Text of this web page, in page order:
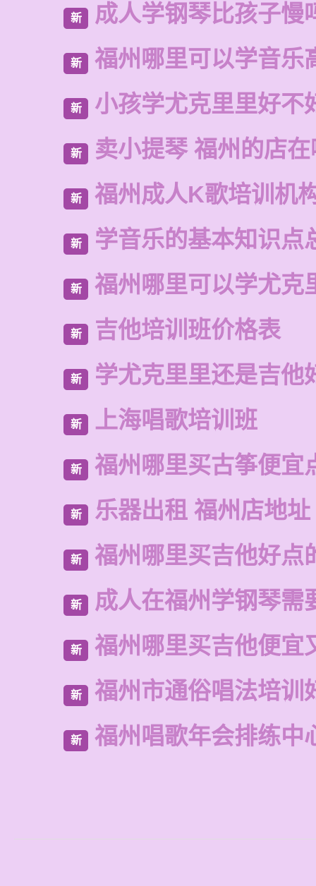
新 成人学钢琴比孩子慢
新 福州哪里可以学音乐
新 小孩学尤克里里好不
新 卖小提琴 福州的店
新 福州成人K歌培训机
新 学音乐的基本知识点
新 福州哪里可以学尤克
新 吉他培训班价格表
新 学尤克里里还是吉他
新 上海唱歌培训班
新 福州哪里买古筝便宜
新 乐器出租 福州店地址
新 福州哪里买吉他好点
新 成人在福州学钢琴需
新 福州哪里买吉他便宜
新 福州市通俗唱法培训
新 福州唱歌年会排练中